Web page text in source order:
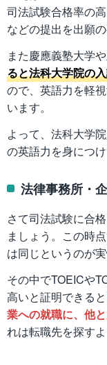
司法試験合格率の
などの提出を出願
また慶應義塾大学
ると法科大学院の
ので、英語力を軽
います。
よって、法科大学
の英語力を身につ
法律事務所・
さて司法試験に合
ましょう。この時
は同じというのが実
その中でTOEICや
高いと証明できると
業への就職に、他
れは転職先を探す